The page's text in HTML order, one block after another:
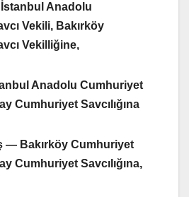
Anadolu
Vekili, Bakırköy
Vekilliğine,
Anadolu Cumhuriyet
Cumhuriyet Savcılığına
— Bakırköy Cumhuriyet
Cumhuriyet Savcılığına,